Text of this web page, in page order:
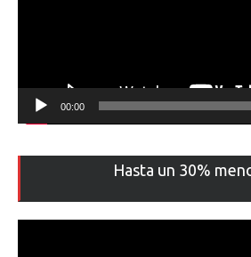
00:00
Hasta un 30%